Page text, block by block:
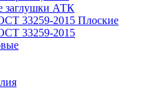
заглушки АТК
33259-2015 Плоские
33259-2015